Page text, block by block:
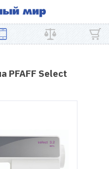
PFAFF Select